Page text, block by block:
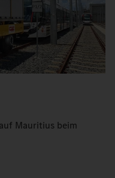
Mauritius beim